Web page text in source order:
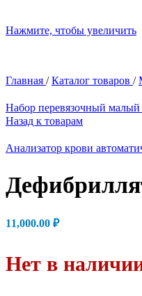
Нажмите, чтобы увеличить
Главная / Каталог товаров /
Набор перевязочный малый
Назад к товарам
Анализатор крови
11,000.00 ₽
Нет в